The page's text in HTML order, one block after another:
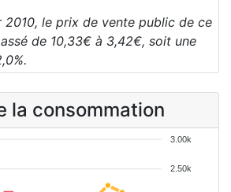
2010, le prix de vente public de ce
de 10,33€ à 3,42€, soit une
la consommation
3.00k
2.50k